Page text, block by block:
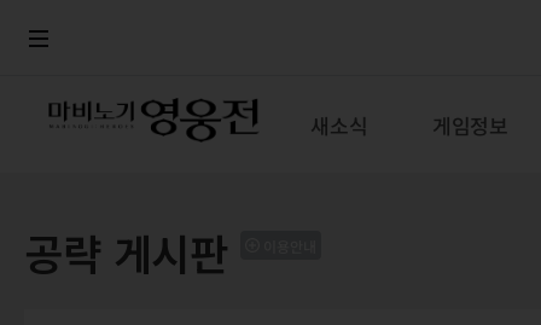
새소식 게임정보
공략 게시판